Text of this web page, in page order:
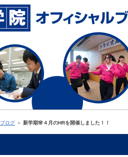
ログ ＞ 新学期🌸４月のHRを開催しました！！